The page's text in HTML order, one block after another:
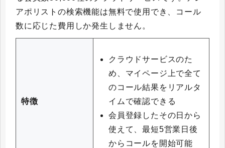
アポリストの検索機能は無料で使用でき、コール
数に応じた費用しか発生しません。
特徴
クラウドサービスのた
め、マイページ上で全て
のコール結果をリアルタ
イムで確認できる
会員登録したその日から
使えて、最短5営業日後
からコールを開始可能